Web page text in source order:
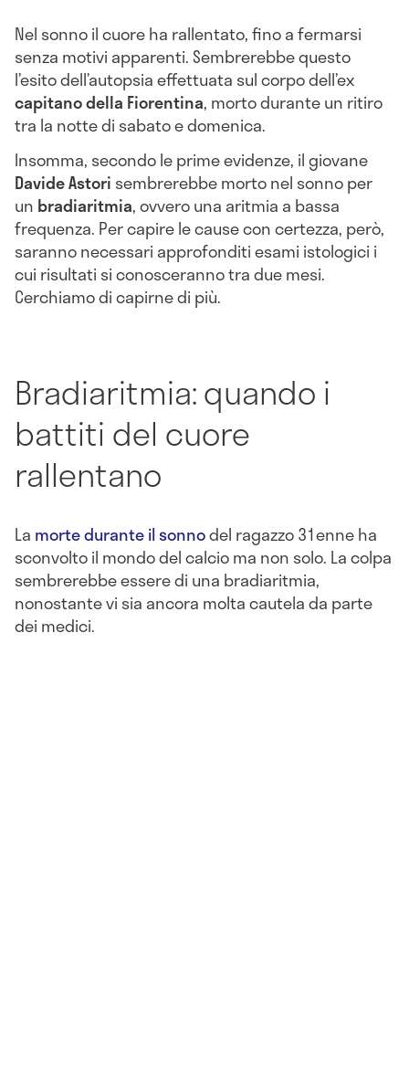
Nel sonno il cuore ha rallentato, fino a fermarsi
senza motivi apparenti. Sembrerebbe questo
l’esito dell’autopsia effettuata sul corpo dell’ex
capitano della Fiorentina, morto durante un ritiro
tra la notte di sabato e domenica.
Insomma, secondo le prime evidenze, il giovane
DavideAstori sembrerebbe morto nel sonno per
un bradiaritmia, ovvero una aritmia a bassa
frequenza. Per capire le cause con certezza, però,
saranno necessari approfonditi esami istologici i
cui risultati si conosceranno tra due mesi.
Cerchiamo di capirne di più.
Bradiaritmia: quando i
battiti del cuore
rallentano
La morte durante il sonnodel ragazzo 31enne ha
sconvolto il mondo del calcio ma non solo. La colpa
sembrerebbe essere di una bradiaritmia,
nonostante vi sia ancora molta cautela da parte
dei medici.